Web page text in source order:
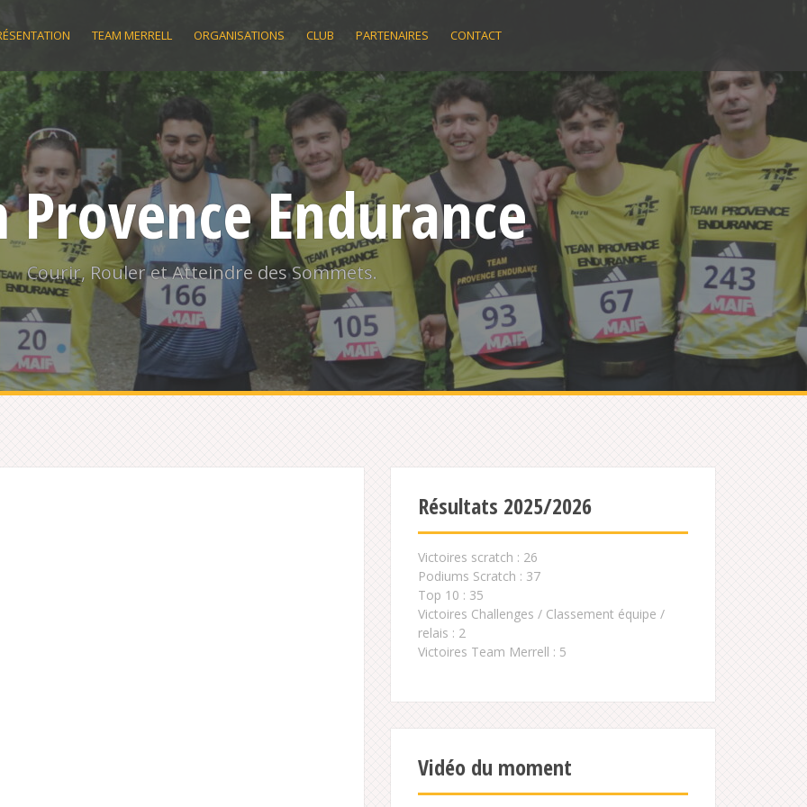
TEAM MERRELL ORGANISATIONS CLUB PARTENAIRES CONTACT
Provence Endurance
Courir, Rouler et Atteindre des Sommets.
Résultats 2025/2026
Victoires scratch : 26
Podiums Scratch : 37
Top 10 : 35
Victoires Challenges / Classement équipe /
relais : 2
Victoires Team Merrell : 5
Vidéo du moment